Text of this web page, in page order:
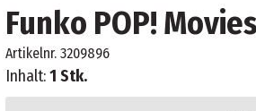
Funko POP!
Artikelnr. 3209896
Inhalt:1 Stk.